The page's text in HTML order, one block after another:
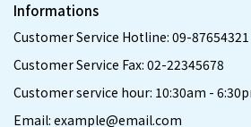
Informations
Customer Service Hotline: 09-87654321
Customer Service Fax: 02-22345678
Customer service hour: 10:30am -
Email: example@email.com